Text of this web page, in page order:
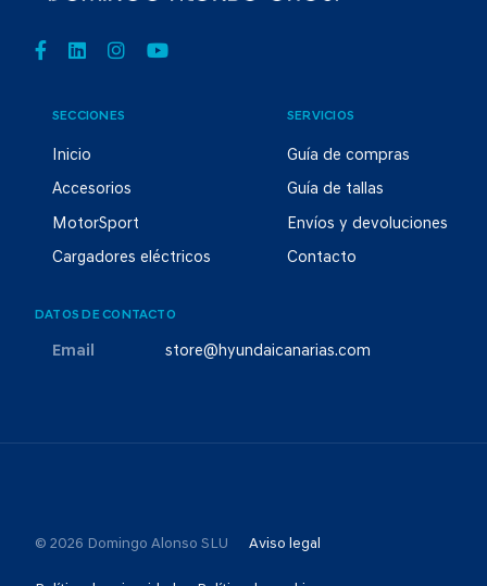
SECCIONES
Inicio
Accesorios
MotorSport
Cargadores eléctricos
SERVICIOS
Guía de compras
Guía de tallas
Envíos y devoluciones
Contacto
DATOS DE CONTACTO
Email store@hyundaicanarias.com
© 2026 Domingo Alonso SLU Aviso legal